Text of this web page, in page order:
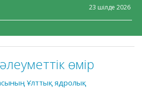
23 шілде 2026
әлеуметтік өмір
Ұлттық ядролық